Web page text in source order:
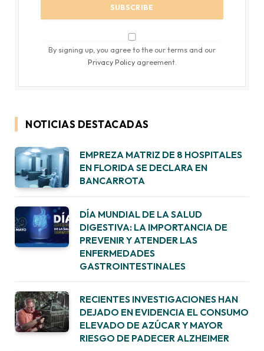
By signing up, you agree to the our terms and our
Privacy Policyagreement.
NOTICIAS DESTACADAS
EMPREZA MATRIZ DE 8 HOSPITALES
EN FLORIDA SE DECLARA EN
BANCARROTA
DÍA MUNDIAL DE LA SALUD
DIGESTIVA: LA IMPORTANCIA DE
PREVENIR Y ATENDER LAS
ENFERMEDADES
GASTROINTESTINALES
RECIENTES INVESTIGACIONES HAN
DEJADO EN EVIDENCIA EL CONSUMO
ELEVADO DE AZÚCAR Y MAYOR
RIESGO DE PADECER ALZHEIMER